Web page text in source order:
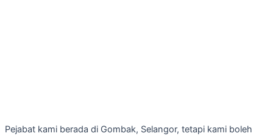
Pejabat kami berada di Gombak, Selangor, tetapi kami boleh